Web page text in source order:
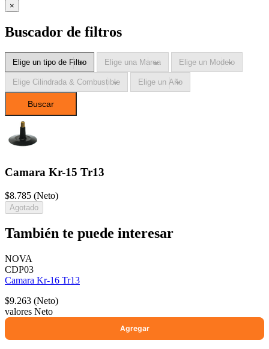
×
Buscador de filtros
Buscar
Camara Kr-15 Tr13
$8.785 (Neto)
Agotado
También te puede interesar
NOVA
CDP03
Camara Kr-16 Tr13
$9.263 (Neto)
valores Neto